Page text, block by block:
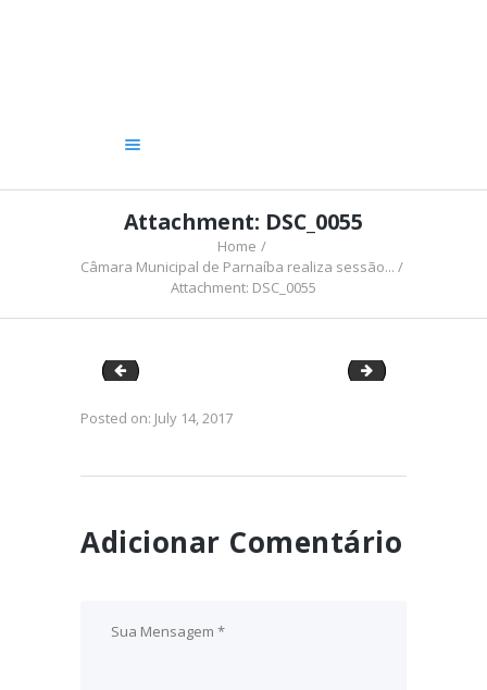
Attachment: DSC_0055
Home
Câmara Municipal de Parnaíba realiza sessão...
Attachment: DSC_0055
OUVIDORIA
image (19) DSC_0068
Posted on: July 14, 2017
Adicionar Comentário